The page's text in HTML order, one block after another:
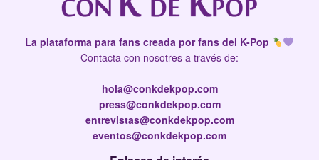
La plataforma para fans creada por fans del K-Pop
Contacta con nosotres a través de:
hola@conkdekpop.com
press@conkdekpop.com
entrevistas@conkdekpop.com
eventos@conkdekpop.com